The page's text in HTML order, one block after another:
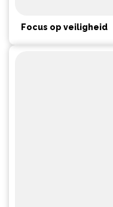
Focus op veiligheid